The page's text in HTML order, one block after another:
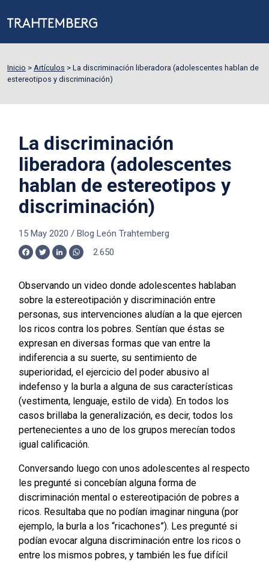
Inicio > Artículos > La discriminación liberadora (adolescentes hablan de
estereotipos y discriminación)
La discriminación
liberadora (adolescentes
hablan de estereotipos y
discriminación)
15 May 2020 / Blog León Trahtemberg
Facebook
TwitterLinkedInWhatsApp
2.650
Observando un video donde adolescentes hablaban
sobre la estereotipación y discriminación entre
personas, sus intervenciones aludían a la que ejercen
los ricos contra los pobres. Sentían que éstas se
expresan en diversas formas que van entre la
indiferencia a su suerte, su sentimiento de
superioridad, el ejercicio del poder abusivo al
indefenso y la burla a alguna de sus características
(vestimenta, lenguaje, estilo de vida). En todos los
casos brillaba la generalización, es decir, todos los
pertenecientes a uno de los grupos merecían todos
igual calificación.
Conversando luego con unos adolescentes al respecto
les pregunté si concebían alguna forma de
discriminación mental o estereotipación de pobres a
ricos. Resultaba que no podían imaginar ninguna (por
ejemplo, la burla a los “ricachones”). Les pregunté si
podían evocar alguna discriminación entre los ricos o
entre los mismos pobres, y también les fue difícil